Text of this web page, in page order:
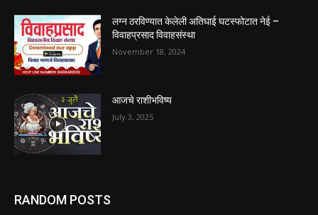
लग्न ठरविण्यात केलेली अतिघाई घटस्फोटात नेई –
विवाहप्रसाद विवाहसंस्था
November 18, 2024
आजचे राशीभविष्य
July 3, 2025
RANDOM POSTS